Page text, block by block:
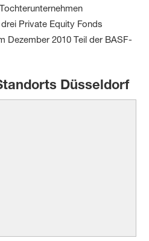
Private Equity Fonds
Dezember 2010 Teil der BASF-
Düsseldorf